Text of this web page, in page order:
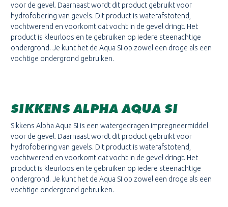
voor de gevel. Daarnaast wordt dit product gebruikt voor
hydrofobering van gevels. Dit product is waterafstotend,
vochtwerend en voorkomt dat vocht in de gevel dringt. Het
product is kleurloos en te gebruiken op iedere steenachtige
ondergrond. Je kunt het de Aqua SI op zowel een droge als een
vochtige ondergrond gebruiken.
SIKKENS ALPHA AQUA SI
Sikkens Alpha Aqua SI is een watergedragen impregneermiddel
voor de gevel. Daarnaast wordt dit product gebruikt voor
hydrofobering van gevels. Dit product is waterafstotend,
vochtwerend en voorkomt dat vocht in de gevel dringt. Het
product is kleurloos en te gebruiken op iedere steenachtige
ondergrond. Je kunt het de Aqua SI op zowel een droge als een
vochtige ondergrond gebruiken.